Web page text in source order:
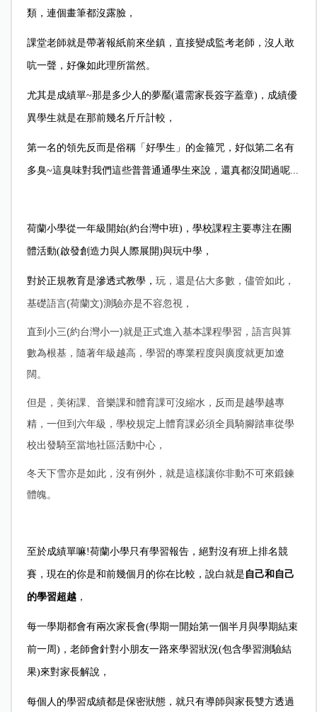
類，連個畫筆都沒露臉，
課堂老師就是帶著報紙前來坐鎮，直接變成監考老師，沒人敢
吭一聲， 好像如此理所當然。
尤其是成績單~那是多少人的夢靨(還需家長簽字蓋章)，成績優
異學生就是在那前幾名斤斤計較，
第一名的領先反而是俗稱「好學生」的金箍咒，好似第二名有
多臭~這臭味對我們這些普普通通學生來說，還真都沒聞過呢...
荷蘭小學從一年級開始(約台灣中班)，學校課程主要專注在團
體活動(啟發創造力與人際展開)與玩中學，
對於正規教育是滲透式教學， 玩，還是佔大多數，儘管如此，
基礎語言(荷蘭文)測驗亦是不容忽視，
直到小三(約台灣小一)就是正式進入基本課程學習，語言與算
數為根基，隨著年級越高，學習的專業程度與廣度就更加遼
闊。
但是，美術課、音樂課和體育課可沒縮水，反而是越學越專
精，一但到六年級，學校規定上體育課必須全員騎腳踏車從學
校出發騎至當地社區活動中心，
冬天下雪亦是如此，沒有例外，就是這樣讓你非動不可來鍛鍊
體魄。
至於成績單嘛!荷蘭小學只有學習報告，絕對沒有班上排名競
賽，現在的你是和前幾個月的你在比較，說白就是 自己和自己
的學習超越，
每一學期都會有兩次家長會(學期一開始第一個半月與學期結束
前一周)，老師會針對小朋友一路來學習狀況(包含學習測驗結
果)來對家長解說，
每個人的學習成績都是保密狀態，就只有導師與家長雙方透過